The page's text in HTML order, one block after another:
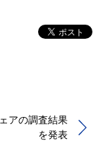
アの調査結果
を発表